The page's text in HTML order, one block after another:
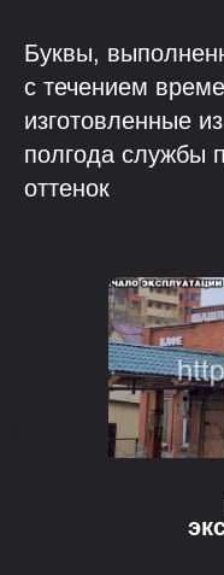
Буквы,
с течением
изготовленные
полгода службы
оттенок